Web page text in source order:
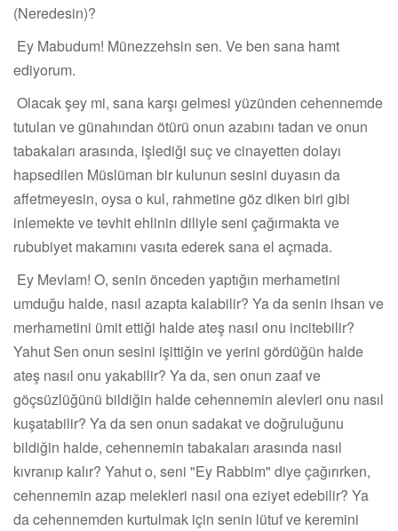
(Neredesin)?
Ey Mabudum! Münezzehsin sen. Ve ben sana hamt
ediyorum.
Olacak şey mi, sana karşı gelmesi yüzünden cehennemde
tutulan ve günahından ötürü onun azabını tadan ve onun
tabakaları arasında, işlediği suç ve cinayetten dolayı
hapsedilen Müslüman bir kulunun sesini duyasın da
affetmeyesin, oysa o kul, rahmetine göz diken biri gibi
inlemekte ve tevhit ehlinin diliyle seni çağırmakta ve
rububiyet makamını vasıta ederek sana el açmada.
Ey Mevlam! O, senin önceden yaptığın merhametini
umduğu halde, nasıl azapta kalabilir? Ya da senin ihsan ve
merhametini ümit ettiği halde ateş nasıl onu incitebilir?
Yahut Sen onun sesini işittiğin ve yerini gördüğün halde
ateş nasıl onu yakabilir? Ya da, sen onun zaaf ve
göçsüzlüğünü bildiğin halde cehennemin alevleri onu nasıl
kuşatabilir? Ya da sen onun sadakat ve doğruluğunu
bildiğin halde, cehennemin tabakaları arasında nasıl
kıvranıp kalır? Yahut o, seni "Ey Rabbim" diye çağırırken,
cehennemin azap melekleri nasıl ona eziyet edebilir? Ya
da cehennemden kurtulmak için senin lütuf ve keremini